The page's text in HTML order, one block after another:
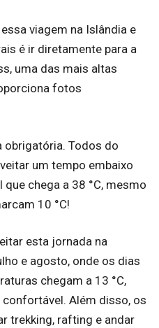
viagem na Islândia e
é ir diretamente para a
uma das mais altas
fotos
obrigatória. Todos do
um tempo embaixo
que chega a 38 °C, mesmo
10 °C!
esta jornada na
e agosto, onde os dias
chegam a 13 °C,
Além disso, os
trekking, rafting e andar